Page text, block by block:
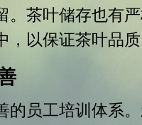
。茶叶储存也有
，以保证茶叶品
的员工培训体系